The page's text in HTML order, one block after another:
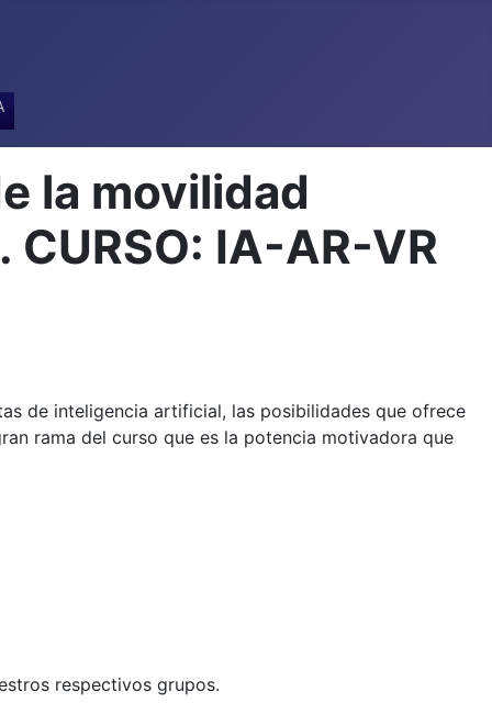
la movilidad
IA-AR-VR
de inteligencia artificial, las posibilidades que ofrece
rama del curso que es la potencia motivadora que
respectivos grupos.